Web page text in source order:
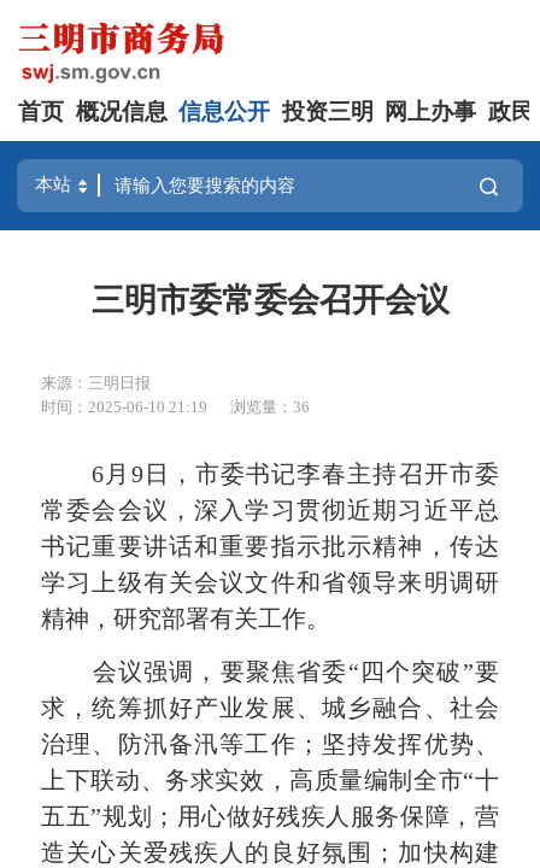
首页 概况信息 信息公开 投资三明 网上办事 政民
三明市委常委会召开会议
来源：三明日报
时间：2025-06-10 21:19
浏览量：36
6月9日，市委书记李春主持召开市委
常委会会议，深入学习贯彻近期 习近平总
书记重要讲话和重要指示批示精神，传达
学习上级有关会议文件和省领导来明调研
精神，研究部署有关工作。
会议强调，要聚焦省委“四个突破”要
求，统筹抓好产业发展、城乡融合、社会
治理、防汛备汛等工作；坚持发挥优势、
上下联动、务求实效，高质量编制全市“十
五五”规划；用心做好残疾人服务保障，营
造关心关爱残疾人的良好氛围；加快构建